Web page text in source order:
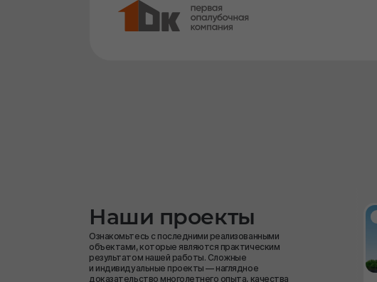
Наши проекты
Ознакомьтесь с последними реализованными
объектами, которые являются практическим
результатом нашей работы. Сложные
и индивидуальные проекты — наглядное
доказательство многолетнего опыта, качества